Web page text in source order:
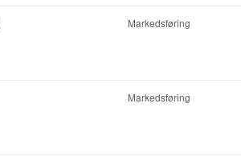
Markedsføring
Markedsføring